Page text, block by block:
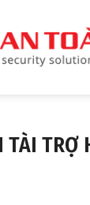
TÀI TRỢ